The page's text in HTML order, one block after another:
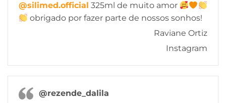
@silimed.official 325ml de muito amor
obrigado por fazer parte de nossos sonhos!
Raviane Ortiz
Instagram
@rezende_dalila